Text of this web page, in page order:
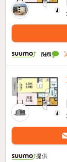
提供